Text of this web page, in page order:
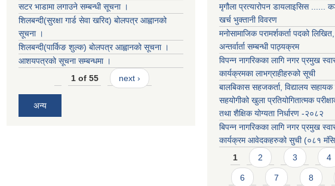
सटर भाडामा लगाउने सम्बन्धी सूचना ।
शिलबन्दी(सुरक्षा गार्ड सेवा खरिद) बोलपत्र आह्वानको
सूचना ।
शिलबन्दी(पार्किङ शुल्क) बोलपत्र आह्वानको सूचना ।
आशयपत्रको सूचना सम्बन्धमा ।
1 of 55
next ›
अन्य
मृगौला प्रत्यारोपन डायलाइसिस ......
खर्च भुक्तानी विवरण
मनोसामाजिक परामर्शकर्ता पदको
अन्तर्वार्ता सम्बन्धी पाठ्यक्रम
विपन्न नागरिकका लागि नगर प्रमुख
कार्यक्रमका लाभग्राहीहरुको सूची
बालबिकास सहजकर्ता, विद्यालय सहायक
सहयोगीको खुला प्रतियोगितात्मक
तथा शैक्षिक योग्यता निर्धारण -२०८२
बिपन्न नागरिकका लागि नगर प्रमुख
कार्यक्रम आवेदकहरुको सुची (०८१
Pages
1 2 3 4
6 7 8